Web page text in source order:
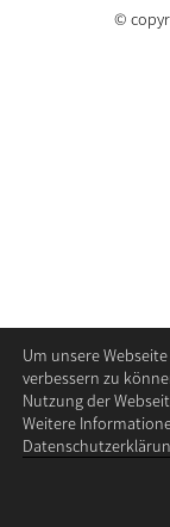
©
Um unsere
verbessern zu
Nutzung der
Weitere